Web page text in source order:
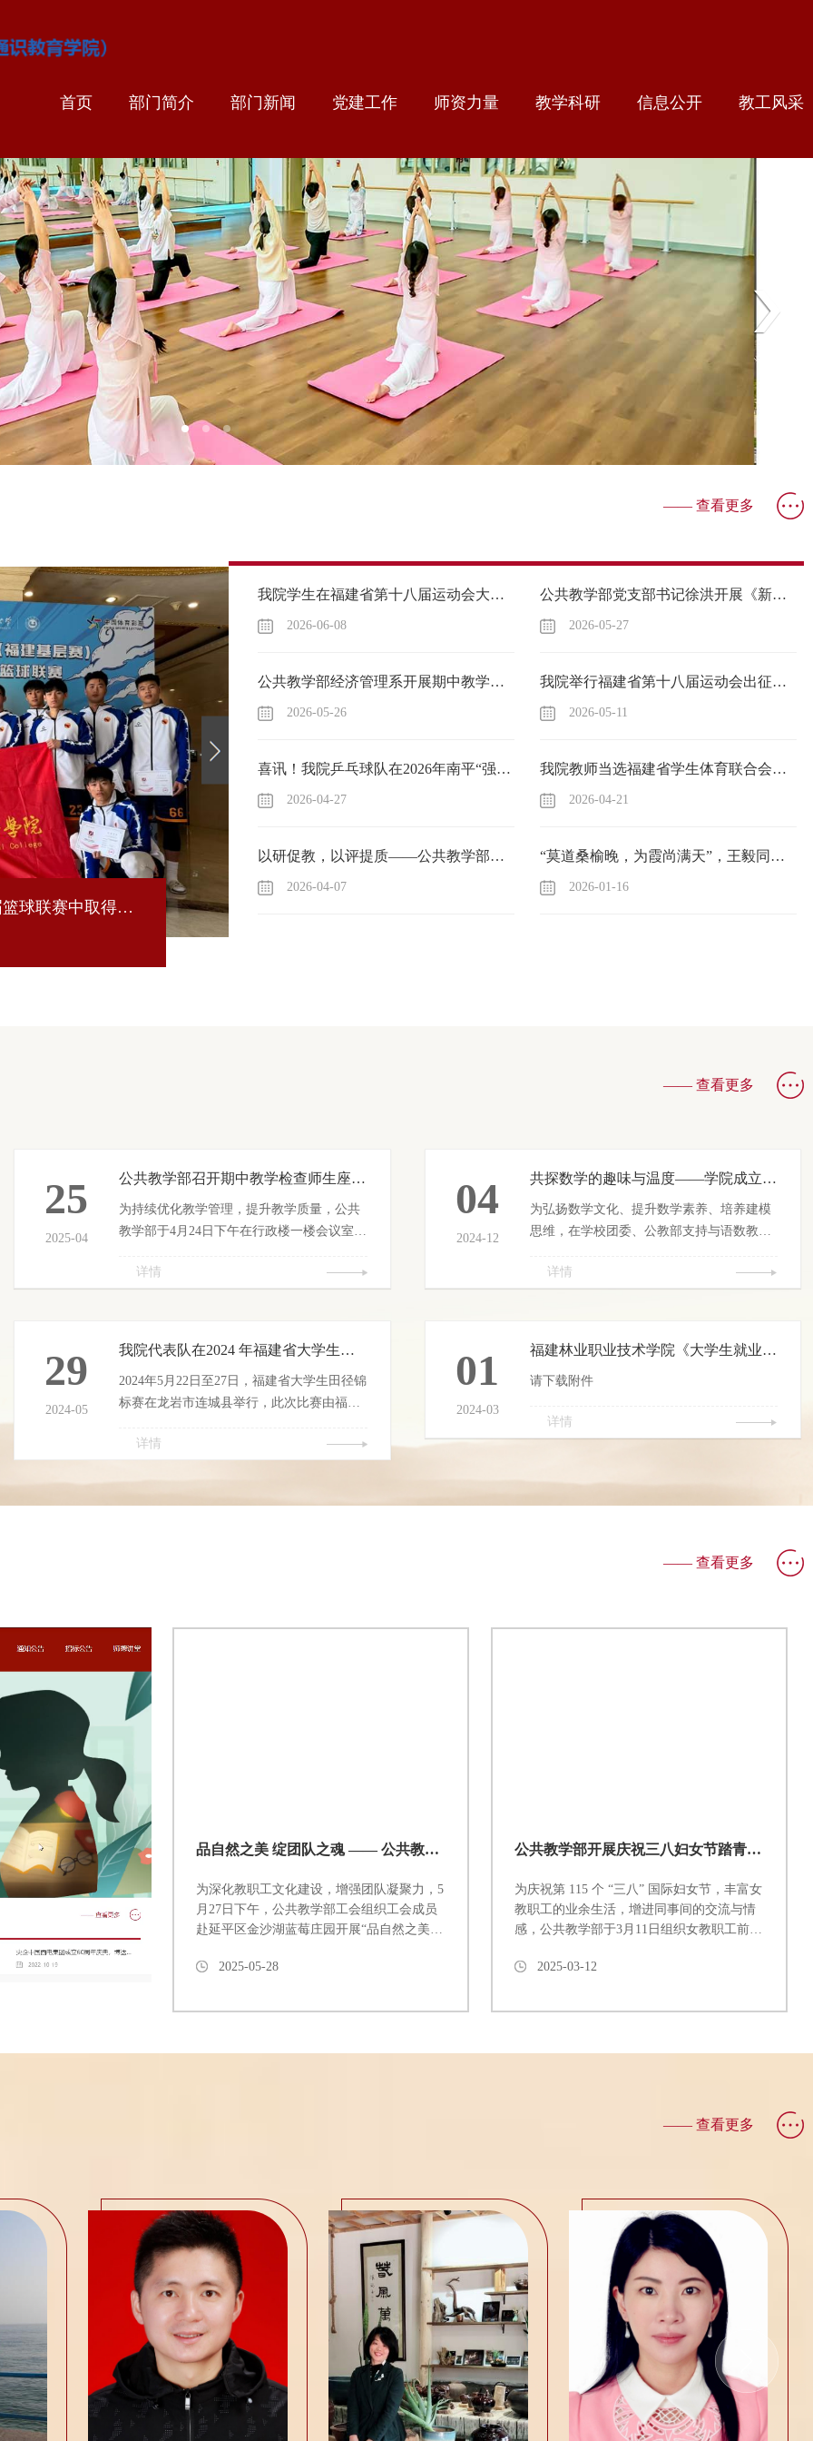
首页 部门简介 部门新闻 党建工作 师资力量 教学科研 信息公开 教工风采
—— 查看更多
球联赛中取得好
我院学生在福建省第十八届运动会大学生部乒乓球比赛中获佳绩
2026-06-08
公共教学部党支部书记徐洪开展《新时代高校教师职业行为十项准则》专题学习
2026-05-27
公共教学部经济管理系开展期中教学交流
2026-05-26
我院举行福建省第十八届运动会出征仪式 ——80余名师生蓄势待发 誓在赛场展风采
2026-05-11
喜讯！我院乒乓球队在2026年南平“强国复兴有我”职工乒乓球混合团体邀请赛中首创佳绩
2026-04-27
我院教师当选福建省学生体育联合会理事
2026-04-21
以研促教，以评提质——公共教学部开展公开课说课活动
2026-04-07
“莫道桑榆晚，为霞尚满天”，王毅同志荣休仪式
2026-01-16
—— 查看更多
25
2025-04
公共教学部召开期中教学检查师生座谈会
为持续优化教学管理，提升教学质量，公共
教学部于4月24日下午在行政楼一楼会议室召
长徐洪、各教研室主任、教师代表及各系学
风建设等方面进行了发言。讨论主要包括：
课堂考勤方式的实际效果、课堂教学方法的
优化建议、学生评教体系的客观性，以及专
升本支持需求等。与会教师认真听取意见，
详情
04
2024-12
共探数学的趣味与温度——学院成立大学生数学建模社团
为弘扬数学文化、提升数学素养、培养建模
思维，在学校团委、公教部支持与语数教研
大学生数学建模社团。社团成员是一群热爱
受数学乐趣的平台。今后，社团活动将围绕
着知识普及，组织定期的讲座和工作坊，由
数学专业教师邱建玲、焦莉萍、孙晓航、周
视野；技能提升，...
详情
29
2024-05
我院代表队在2024 年福建省大学生田径锦标赛中取得优异成绩
2024年5月22日至27日，福建省大学生田径锦
标赛在龙岩市连城县举行，此次比赛由福建
办，吸引了全省44支代表队、600多名运动员
详情
01
2024-03
福建林业职业技术学院《大学生就业指导》课程标准
请下载附件
详情
—— 查看更多
品自然之美 绽团队之魂 —— 公共教学部工会小组春游活动记实
为深化教职工文化建设，增强团队凝聚力，5
月27日下午，公共教学部工会组织工会成员
赴延平区金沙湖蓝莓庄园开展“品自然之美
休闲互动，营造和谐向上的团队氛围。教职
千亩蓝莓园内果实累累，大家在专业指导下
2025-05-28
公共教学部开展庆祝三八妇女节踏青活动
为庆祝第 115 个 “三八” 国际妇女节，丰富女
教职工的业余生活，增进同事间的交流与情
感，公共教学部于3月11日组织女教职工前往
忙的工作之余亲近自然，放松身心。活动当
愉悦的心情来到溪源大峡谷。一进入景区，
2025-03-12
—— 查看更多